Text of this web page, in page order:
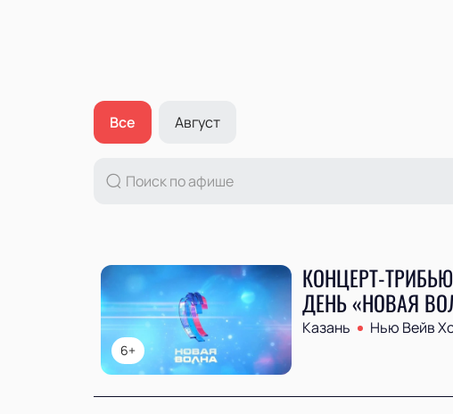
Все Август
6+
КОНЦЕРТ-
ДЕНЬ «НОВАЯ
Казань Нью Вейв